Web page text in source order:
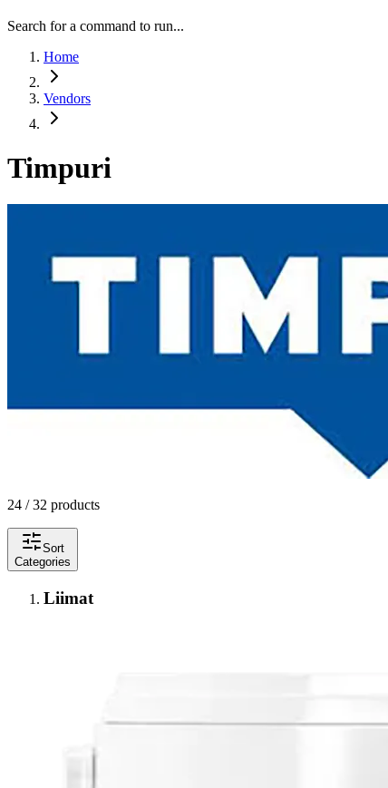
Search for a command to run...
Home
Vendors
Timpuri
24 / 32 products
Sort
Categories
Liimat